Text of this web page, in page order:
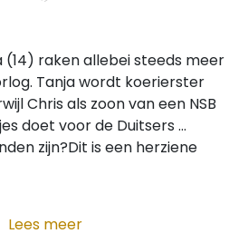
(14) raken allebei steeds meer
Tanja wordt koerierster
Chris als zoon van een NSB
doet voor de Duitsers ...
zijn?Dit is een herziene
Lees meer